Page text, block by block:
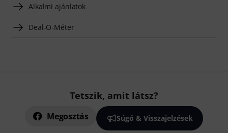
Alkalmi ajánlatok
Deal-O-Méter
Tetszik, amit látsz?
Megosztás Súgó & Visszajelzések